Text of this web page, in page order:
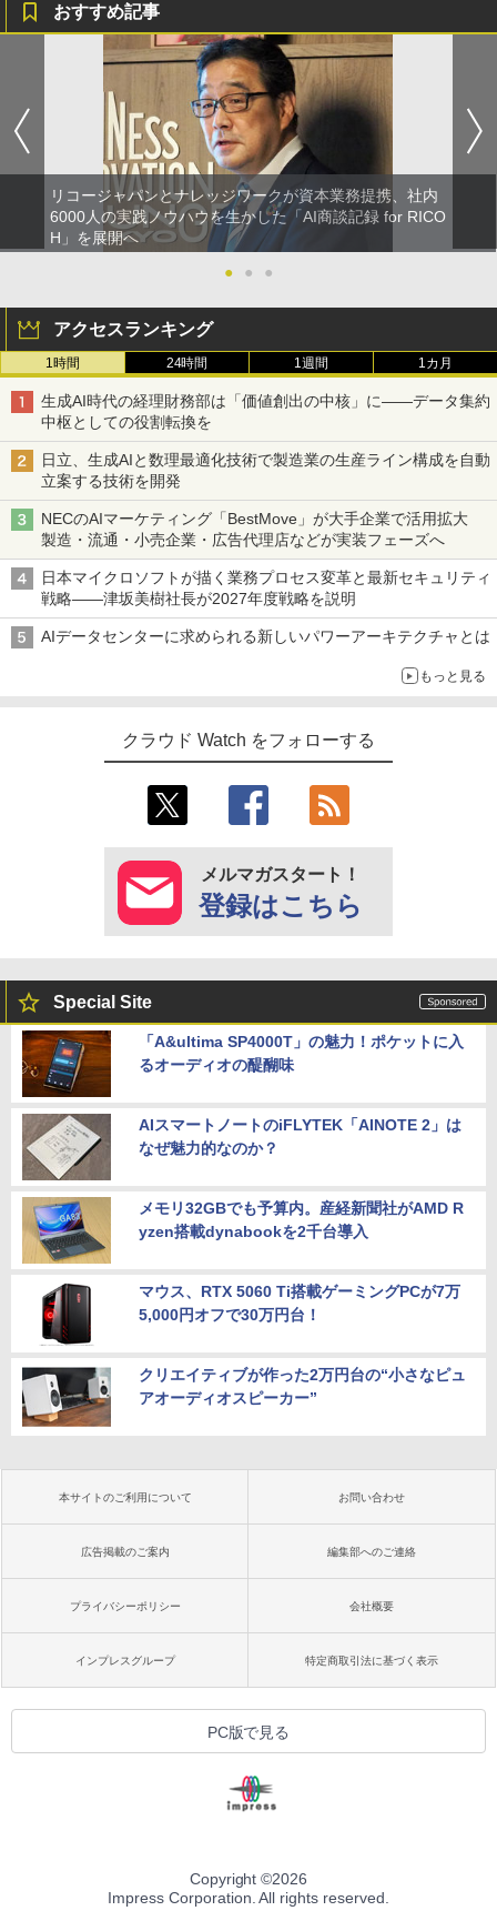
おすすめ記事
リコージャパンとナレッジワークが資本業務提携、社内
6000人の実践ノウハウを生かした「AI商談記録 for RICO
H」を展開へ
●
● ●
アクセスランキング
1時間 24時間 1週間 1カ月
生成AI時代の経理財務部は「価値創出の中核」に――データ集約
中枢としての役割転換を
日立、生成AIと数理最適化技術で製造業の生産ライン構成を自動
立案する技術を開発
NECのAIマーケティング「BestMove」が大手企業で活用拡大
製造・流通・小売企業・広告代理店などが実装フェーズへ
日本マイクロソフトが描く業務プロセス変革と最新セキュリティ
戦略――津坂美樹社長が2027年度戦略を説明
AIデータセンターに求められる新しいパワーアーキテクチャとは
もっと見る
クラウド Watch をフォローする
メルマガスタート！
登録はこちら
Special Site
「A&ultima SP4000T」の魅力！ポケットに入
るオーディオの醍醐味
AIスマートノートのiFLYTEK「AINOTE 2」は
なぜ魅力的なのか？
メモリ32GBでも予算内。産経新聞社がAMD R
yzen搭載dynabookを2千台導入
マウス、RTX 5060 Ti搭載ゲーミングPCが7万
5,000円オフで30万円台！
クリエイティブが作った2万円台の“小さなピュ
アオーディオスピーカー”
本サイトのご利用について お問い合わせ
広告掲載のご案内 編集部へのご連絡
プライバシーポリシー 会社概要
インプレスグループ 特定商取引法に基づく表示
PC版で見る
Copyright ©2026
Impress Corporation. All rights reserved.